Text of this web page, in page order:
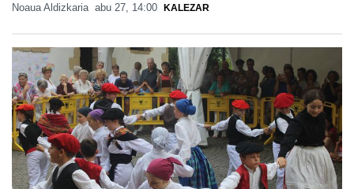
Noaua Aldizkaria abu 27, 14:00 KALEZAR